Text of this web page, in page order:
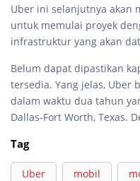
Uber ini selanjutnya akan
untuk memulai proyek
infrastruktur yang akan
Belum dapat dipastikan
tersedia. Yang jelas, Uber
dalam waktu dua tahun
Dallas-Fort Worth, Texas.
Tag
Uber mobil